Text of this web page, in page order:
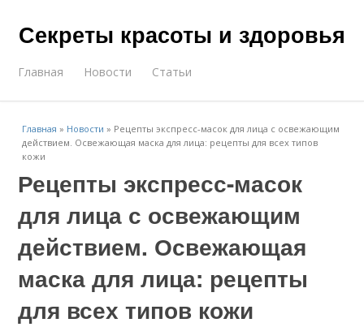
Секреты красоты и здоровья
Главная Новости Статьи
Главная » Новости » Рецепты экспресс-масок для лица с освежающим
действием. Освежающая маска для лица: рецепты для всех типов
кожи
Рецепты экспресс-масок
для лица с освежающим
действием. Освежающая
маска для лица: рецепты
для всех типов кожи